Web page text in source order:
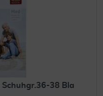
Schuhgr.36-38 Bla